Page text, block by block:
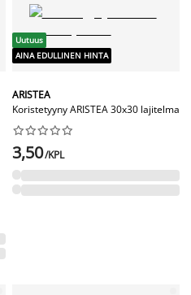
Uutuus
AINA EDULLINEN HINTA
ARISTEA
Koristetyyny ARISTEA 30x30 lajitelma






3,50/KPL